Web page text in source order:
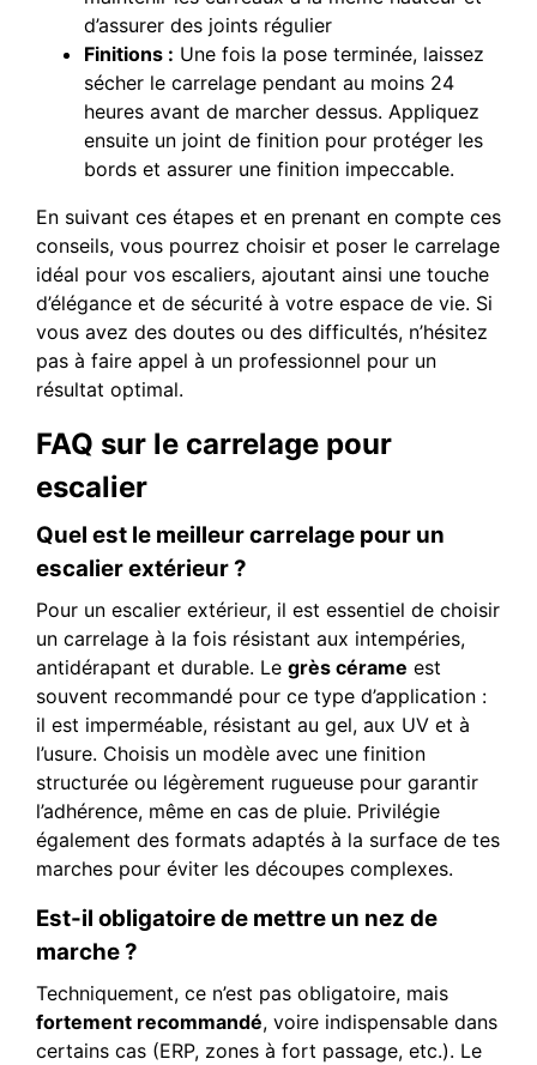
d’assurer des joints régulier
Finitions : Une fois la pose terminée, laissez
sécher le carrelage pendant au moins 24
heures avant de marcher dessus. Appliquez
ensuite un joint de finition pour protéger les
bords et assurer une finition impeccable.
En suivant ces étapes et en prenant en compte ces
conseils, vous pourrez choisir et poser le carrelage
idéal pour vos escaliers, ajoutant ainsi une touche
d’élégance et de sécurité à votre espace de vie. Si
vous avez des doutes ou des difficultés, n’hésitez
pas à faire appel à un professionnel pour un
résultat optimal.
FAQ sur le carrelage pour
escalier
Quel est le meilleur carrelage pour un
escalier extérieur ?
Pour un escalier extérieur, il est essentiel de choisir
un carrelage à la fois résistant aux intempéries,
antidérapant et durable. Le grès cérame est
souvent recommandé pour ce type d’application :
il est imperméable, résistant au gel, aux UV et à
l’usure. Choisis un modèle avec une finition
structurée ou légèrement rugueuse pour garantir
l’adhérence, même en cas de pluie. Privilégie
également des formats adaptés à la surface de tes
marches pour éviter les découpes complexes.
Est-il obligatoire de mettre un nez de
marche ?
Techniquement, ce n’est pas obligatoire, mais
fortement recommandé, voire indispensable dans
certains cas (ERP, zones à fort passage, etc.). Le